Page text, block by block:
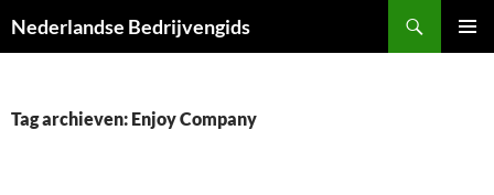
naar
Nederlandse Bedrijvengids
Tag archieven: Enjoy Company